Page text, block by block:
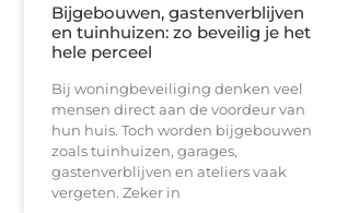
Bijgebouwen, gastenverblijven
en tuinhuizen: zo beveilig je het
hele perceel
Bij woningbeveiliging denken veel
mensen direct aan de voordeur van
hun huis. Toch worden bijgebouwen
zoals tuinhuizen, garages,
gastenverblijven en ateliers vaak
vergeten. Zeker in